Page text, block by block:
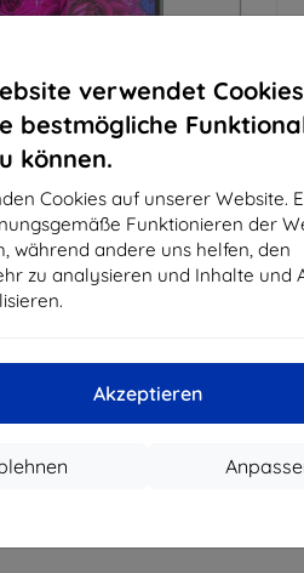
verwendet
bestmögliche
können.
Cookies auf unserer Website.
Funktionieren der
während andere uns helfen, den
zu analysieren und Inhalte und
Akzeptieren